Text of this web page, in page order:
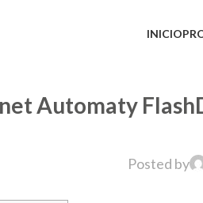
INICIO
Automaty
Posted by